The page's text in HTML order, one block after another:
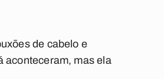
de cabelo e
aconteceram, mas ela